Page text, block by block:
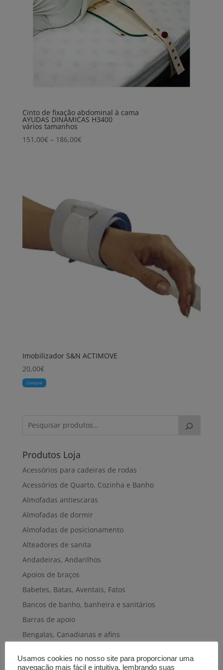
Cinto de fixação abdominal à cama
AYUDAS DINAMICAS H3400
vários tamanhos
151,00€ – 186,00€Price
Imobilizador S&N ACTIMOVE
20,00€
Comprar
Produtos Loja
Acessórios para cadeiras de rodas
Acessórios de Quarto, Cozinha e Banho
Almofadas antiescaras
Almofadas de dormir
Almofadas de posicionamento
Alteadores de sanita
Andadeiras, Andarilhos
Apoios de braços
Babetes, Batas, Aventais, Fatos
Bancos de banho, banheira e sanitários
Barras de apoio
Bengalas, Canadianas e afins
Cadeiras de rodas elétricas
Usamos cookies no nosso site para proporcionar uma
navegação mais fácil e intuitiva, lembrando suas